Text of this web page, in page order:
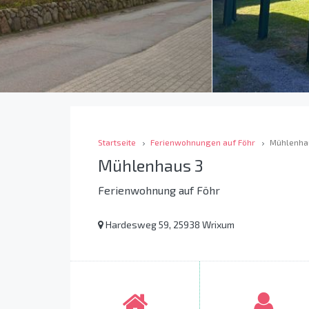
Startseite Ferienwohnungen auf Föhr
Mühlenhaus 3
Ferienwohnung auf Föhr
Hardesweg 59, 25938 Wrixum